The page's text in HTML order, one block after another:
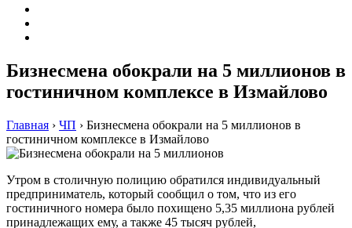
Бизнесмена обокрали на 5 миллионов в
гостиничном комплексе в Измайлово
Главная › ЧП › Бизнесмена обокрали на 5 миллионов в
гостиничном комплексе в Измайлово
Утром в столичную полицию обратился индивидуальный
предприниматель, который сообщил о том, что из его
гостиничного номера было похищено 5,35 миллиона рублей
принадлежащих ему, а также 45 тысяч рублей,